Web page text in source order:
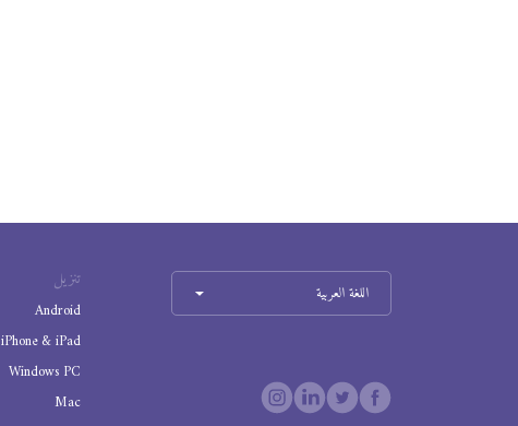
تنزيل
Android
iPhone & iPad
Windows PC
Mac
اللغة العربية